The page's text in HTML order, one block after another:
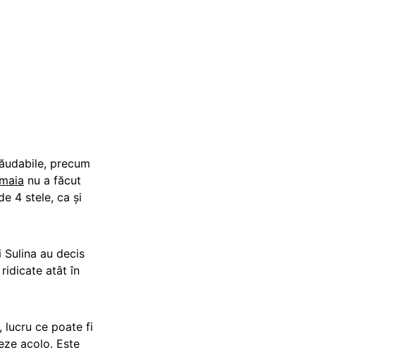
precum
nu a făcut
4 stele, ca și
au decis
ridicate atât în
lucru ce poate fi
acolo. Este